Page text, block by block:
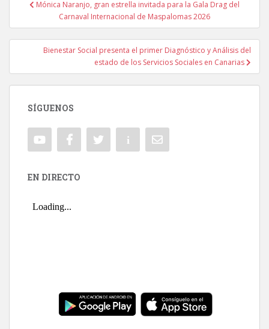
Navegación de entradas
Mónica Naranjo, gran estrella invitada para la Gala Drag del
Carnaval Internacional de Maspalomas 2026
Bienestar Social presenta el primer Diagnóstico y Análisis del
estado de los Servicios Sociales en Canarias
SÍGUENOS
EN DIRECTO